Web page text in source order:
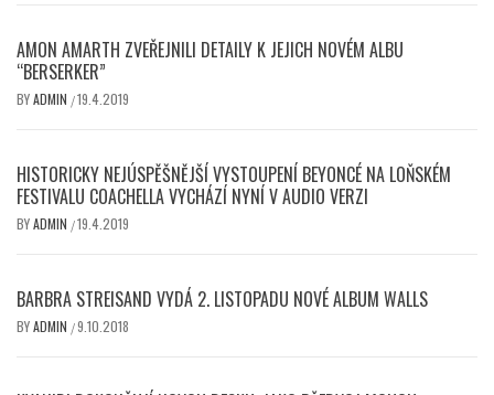
AMON AMARTH ZVEŘEJNILI DETAILY K JEJICH NOVÉM ALBU
“BERSERKER”
BYADMIN /19.4.2019
HISTORICKY NEJÚSPĚŠNĚJŠÍ VYSTOUPENÍ BEYONCÉ NA LOŇSKÉM
FESTIVALU COACHELLA VYCHÁZÍ NYNÍ V AUDIO VERZI
BYADMIN /19.4.2019
BARBRA STREISAND VYDÁ 2. LISTOPADU NOVÉ ALBUM WALLS
BYADMIN /9.10.2018